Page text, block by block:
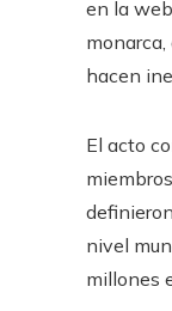
en la
hacen
El acto
nivel
millones